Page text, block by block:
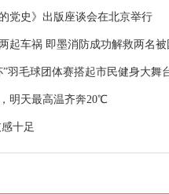
党史》出版座谈会在北京举行
起车祸 即墨消防成功解救两名被
”羽毛球团体赛搭起市民健身大舞
明天最高温齐奔20℃
十足